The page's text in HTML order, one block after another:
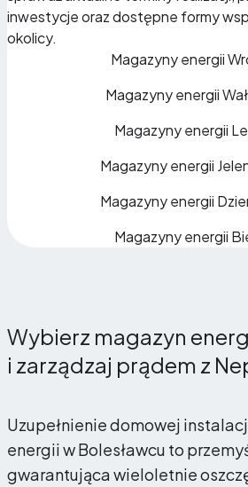
inwestycje oraz dostępne formy
okolicy.
Magazyny energii
Magazyny energii
Magazyny energii
Magazyny energii
Magazyny energii
Magazyny energii
Wybierz magazyn
i zarządzaj prądem z
Uzupełnienie domowej
energii w Bolesławcu to
gwarantująca wieloletnie